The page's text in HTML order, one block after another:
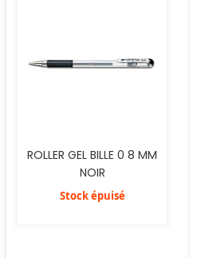
ROLLER GEL BILLE 0 8 MM
NOIR
Stock épuisé